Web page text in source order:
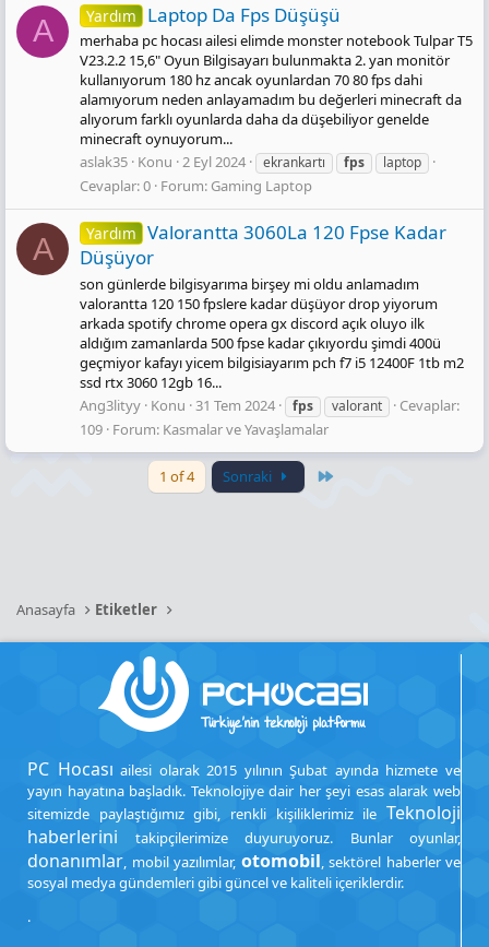
A Yardım Laptop Da Fps Düşüşü
merhaba pc hocası ailesi elimde monster notebook Tulpar T5
V23.2.2 15,6" Oyun Bilgisayarı bulunmakta 2. yan monitör
kullanıyorum 180 hz ancak oyunlardan 70 80 fps dahi
alamıyorum neden anlayamadım bu değerleri minecraft da
alıyorum farklı oyunlarda daha da düşebiliyor genelde
minecraft oynuyorum...
aslak35 Konu 2 Eyl 2024 ekrankartı fps laptop
Cevaplar: 0 Forum: Gaming Laptop
A Yardım Valorantta 3060La 120 Fpse Kadar
Düşüyor
son günlerde bilgisyarıma birşey mi oldu anlamadım
valorantta 120 150 fpslere kadar düşüyor drop yiyorum
arkada spotify chrome opera gx discord açık oluyo ilk
aldığım zamanlarda 500 fpse kadar çıkıyordu şimdi 400ü
geçmiyor kafayı yicem bilgisiayarım pch f7 i5 12400F 1tb m2
ssd rtx 3060 12gb 16...
Ang3lityy Konu 31 Tem 2024 fps valorant
Cevaplar:
109 Forum: Kasmalar ve Yavaşlamalar
1 of 4 Sonraki
Anasayfa Etiketler
PC Hocası ailesi olarak 2015 yılının Şubat ayında hizmete ve
yayın hayatına başladık. Teknolojiye dair her şeyi esas alarak web
sitemizde paylaştığımız gibi, renkli kişiliklerimiz ile Teknoloji
haberlerini takipçilerimize duyuruyoruz. Bunlar oyunlar,
donanımlar, mobil yazılımlar, otomobil, sektörel haberler ve
sosyal medya gündemleri gibi güncel ve kaliteli içeriklerdir.
.